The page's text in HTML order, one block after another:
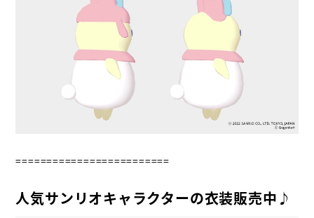
=========================
人気サンリオキャラクターの衣装販売中♪